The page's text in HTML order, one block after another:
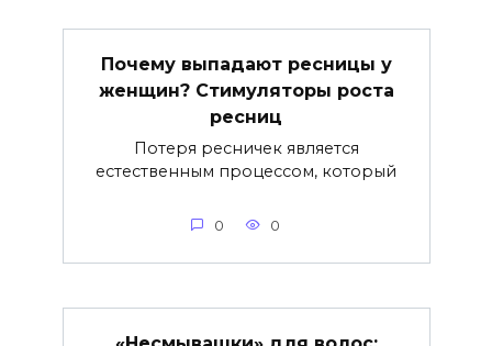
Почему выпадают ресницы у
женщин? Стимуляторы роста
ресниц
Потеря ресничек является
естественным процессом, который
0 0